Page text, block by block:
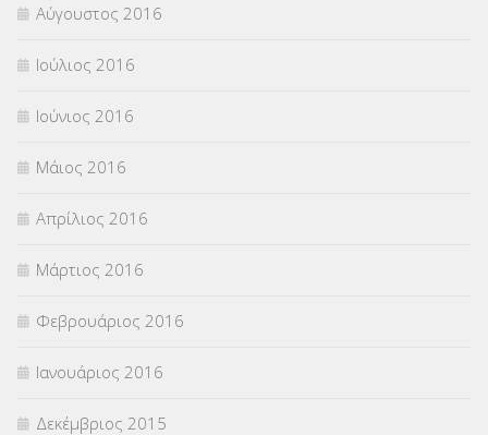
Αύγουστος 2016
Ιούλιος 2016
Ιούνιος 2016
Μάιος 2016
Απρίλιος 2016
Μάρτιος 2016
Φεβρουάριος 2016
Ιανουάριος 2016
Δεκέμβριος 2015